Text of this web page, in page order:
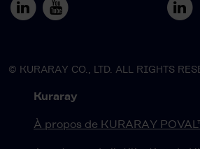
© KURARAY CO., LTD. ALL RIGHTS
Kuraray
À propos de KURARAY